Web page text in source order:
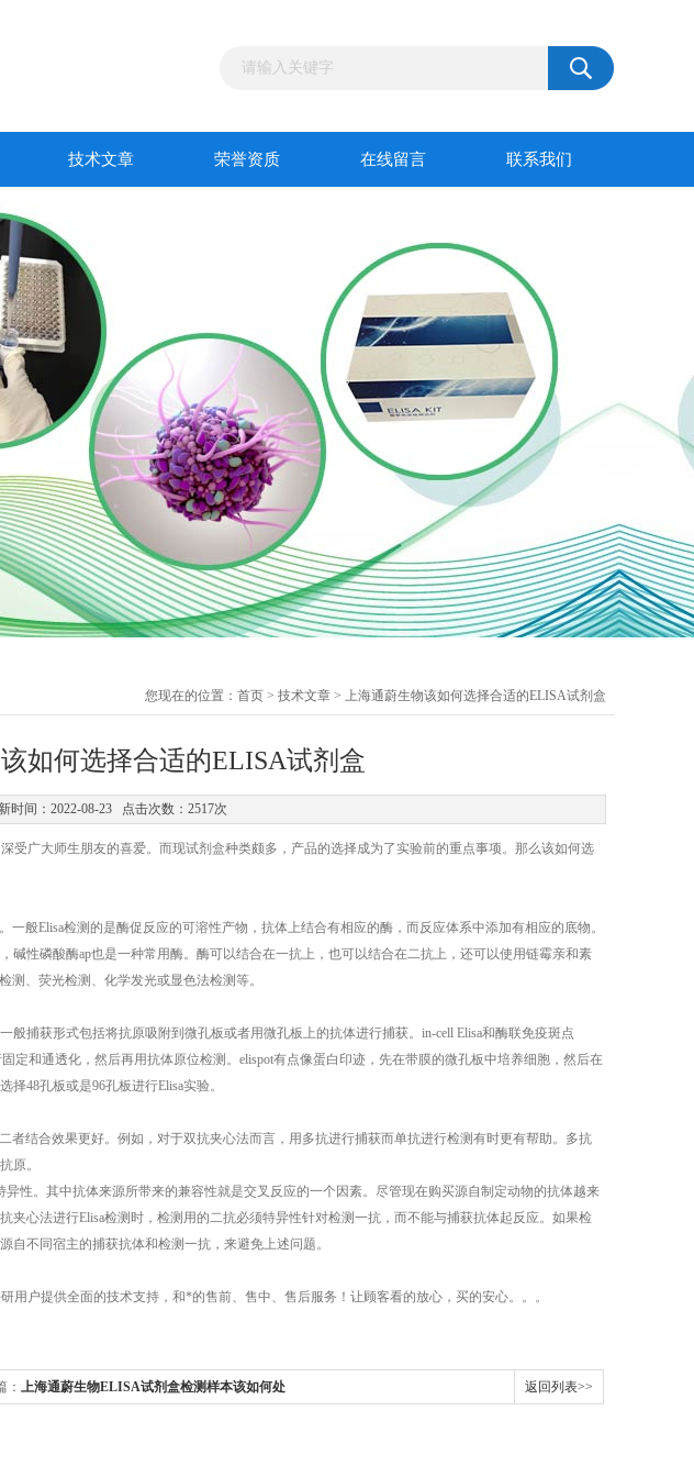
技术文章 荣誉资质 在线留言 联系我们
您现在的位置： 首页 > 技术文章 > 上海通蔚生物该如何选择合适的ELISA试剂盒
该如何选择合适的ELISA试剂盒
时间：2022-08-23 点击次数：2517次
受广大师生朋友的喜爱。而现试剂盒种类颇多，产品的选择成为了实验前的重点事项。那么该如何选
般Elisa检测的是酶促反应的可溶性产物，抗体上结合有相应的酶，而反应体系中添加有相应的底物。
性磷酸酶ap也是一种常用酶。酶可以结合在一抗上，也可以结合在二抗上，还可以使用链霉亲和素
测、荧光检测、化学发光或显色法检测等。
捕获形式包括将抗原吸附到微孔板或者用微孔板上的抗体进行捕获。in-cell Elisa和酶联免疫斑点
定和通透化，然后再用抗体原位检测。elispot有点像蛋白印迹，先在带膜的微孔板中培养细胞，然后在
48孔板或是96孔板进行Elisa实验。
者结合效果更好。例如，对于双抗夹心法而言，用多抗进行捕获而单抗进行检测有时更有帮助。多抗
原。
性。其中抗体来源所带来的兼容性就是交叉反应的一个因素。尽管现在购买源自制定动物的抗体越来
心法进行Elisa检测时，检测用的二抗必须特异性针对检测一抗，而不能与捕获抗体起反应。如果检
自不同宿主的捕获抗体和检测一抗，来避免上述问题。
用户提供全面的技术支持，和*的售前、售中、售后服务！让顾客看的放心，买的安心。。。
： 上海通蔚生物ELISA试剂盒检测样本该如何处 返回列表>>